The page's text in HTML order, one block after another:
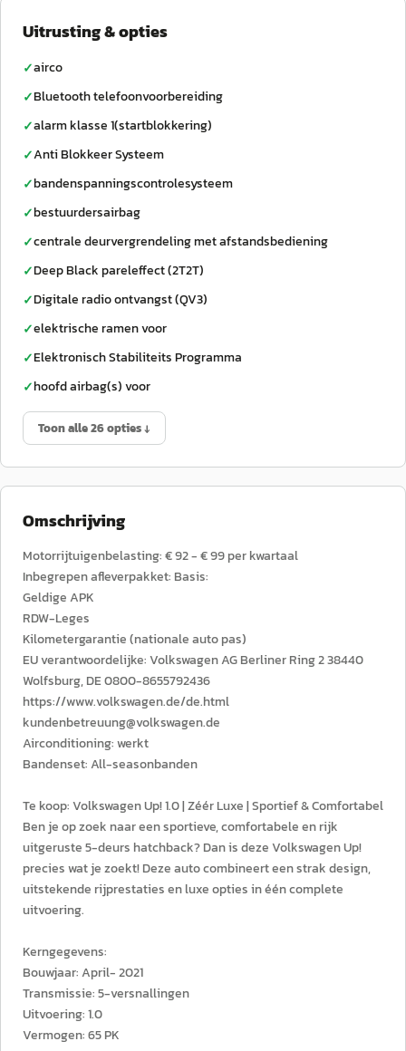
Uitrusting & opties
✓airco
✓Bluetooth telefoonvoorbereiding
✓alarm klasse 1(startblokkering)
✓Anti Blokkeer Systeem
✓bandenspanningscontrolesysteem
✓bestuurdersairbag
✓centrale deurvergrendeling met afstandsbediening
✓Deep Black pareleffect (2T2T)
✓Digitale radio ontvangst (QV3)
✓elektrische ramen voor
✓Elektronisch Stabiliteits Programma
✓hoofd airbag(s) voor
Toon alle 26 opties ↓
Omschrijving
Motorrijtuigenbelasting: € 92 - € 99 per kwartaal
Inbegrepen afleverpakket: Basis:
Geldige APK
RDW-Leges
Kilometergarantie (nationale auto pas)
EU verantwoordelijke: Volkswagen AG Berliner Ring 2 38440
Wolfsburg, DE 0800-8655792436
https://www.volkswagen.de/de.html
kundenbetreuung@volkswagen.de
Airconditioning: werkt
Bandenset: All-seasonbanden
Te koop: Volkswagen Up! 1.0 | Zéér Luxe | Sportief & Comfortabel
Ben je op zoek naar een sportieve, comfortabele en rijk
uitgeruste 5-deurs hatchback? Dan is deze Volkswagen Up!
precies wat je zoekt! Deze auto combineert een strak design,
uitstekende rijprestaties en luxe opties in één complete
uitvoering.
Kerngegevens:
Bouwjaar: April- 2021
Transmissie: 5-versnallingen
Uitvoering: 1.0
Vermogen: 65 PK